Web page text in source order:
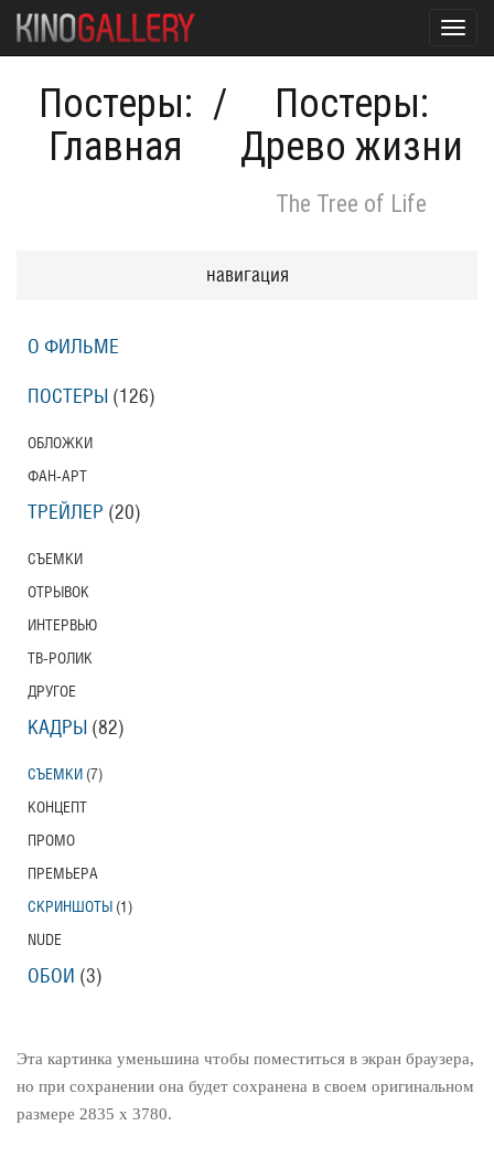
Постеры:
Главная
/
Постеры:
Древо жизни
The Tree of Life
Эта картинка уменьшина чтобы поместиться в экран браузера,
но при сохранении она будет сохранена в своем оригинальном
размере 2835 x 3780.
навигация
О ФИЛЬМЕ
ПОСТЕРЫ (126)
ОБЛОЖКИ
ФАН-АРТ
ТРЕЙЛЕР (20)
СЪЕМКИ
ОТРЫВОК
ИНТЕРВЬЮ
ТВ-РОЛИК
ДРУГОЕ
КАДРЫ (82)
СЪЕМКИ (7)
КОНЦЕПТ
ПРОМО
ПРЕМЬЕРА
СКРИНШОТЫ (1)
NUDE
ОБОИ (3)